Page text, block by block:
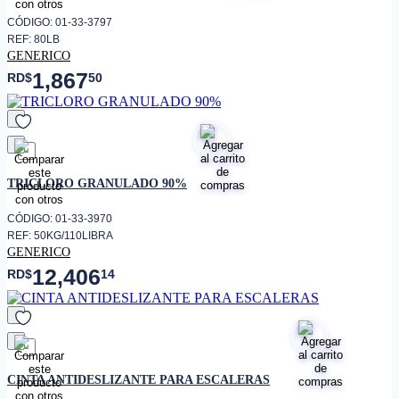
CÓDIGO: 01-33-3797
REF: 80LB
GENERICO
RD$1,86750
favorito
TRICLORO GRANULADO 90%
CÓDIGO: 01-33-3970
REF: 50KG/110LIBRA
GENERICO
RD$12,40614
favorito
CINTA ANTIDESLIZANTE PARA ESCALERAS